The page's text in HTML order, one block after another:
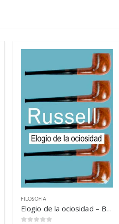
FILOSOFÍA
Elogio de la ociosidad – Bertrand Russell